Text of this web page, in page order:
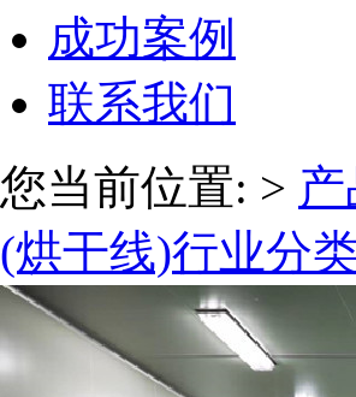
成功案例
联系我们
您当前位置: >
(烘干线)行业分